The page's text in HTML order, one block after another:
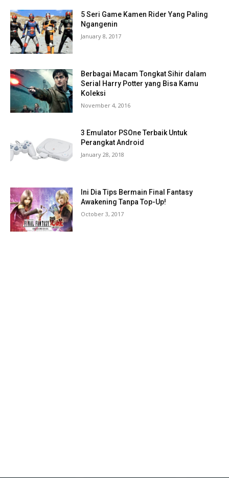
5 Seri Game Kamen Rider Yang Paling
Ngangenin
January 8, 2017
Berbagai Macam Tongkat Sihir dalam
Serial Harry Potter yang Bisa Kamu
Koleksi
November 4, 2016
3 Emulator PSOne Terbaik Untuk
Perangkat Android
January 28, 2018
Ini Dia Tips Bermain Final Fantasy
Awakening Tanpa Top-Up!
October 3, 2017